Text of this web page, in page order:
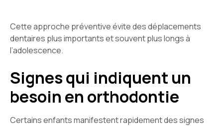
Cette approche préventive évite des déplacements
dentaires plus importants et souvent plus longs à
l’adolescence.
Signes qui indiquent un
besoin en orthodontie
Certains enfants manifestent rapidement des signes